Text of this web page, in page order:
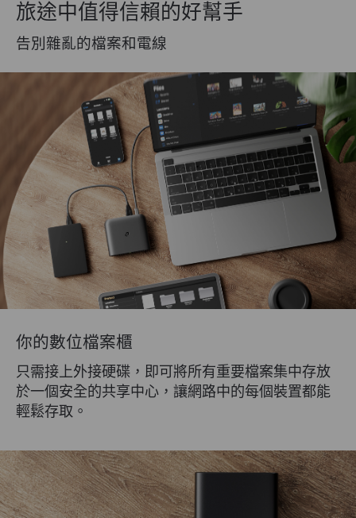
旅途中值得信賴的好幫手
告別雜亂的檔案和電線
你的數位檔案櫃
只需接上外接硬碟，即可將所有重要檔案集中存放
於一個安全的共享中心，讓網路中的每個裝置都能
輕鬆存取。